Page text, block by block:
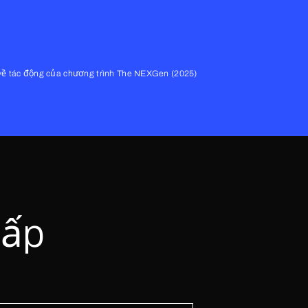
tác động của chương trình The NEXGen (2025)